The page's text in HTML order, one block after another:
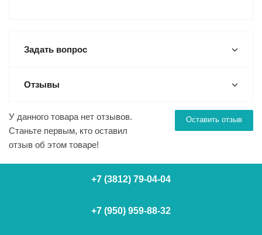
Задать вопрос
Отзывы
Оставить отзыв
У данного товара нет отзывов.
Станьте первым, кто оставил
отзыв об этом товаре!
+7 (3812) 79-04-04
+7 (950) 959-88-32